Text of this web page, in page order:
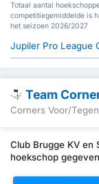
Totaal aantal
competitiegemiddelde is
het seizoen 2026/2027
Jupiler Pro League
Team
Corners Voor/Tegen
Club Brugge KV en
hoekschop